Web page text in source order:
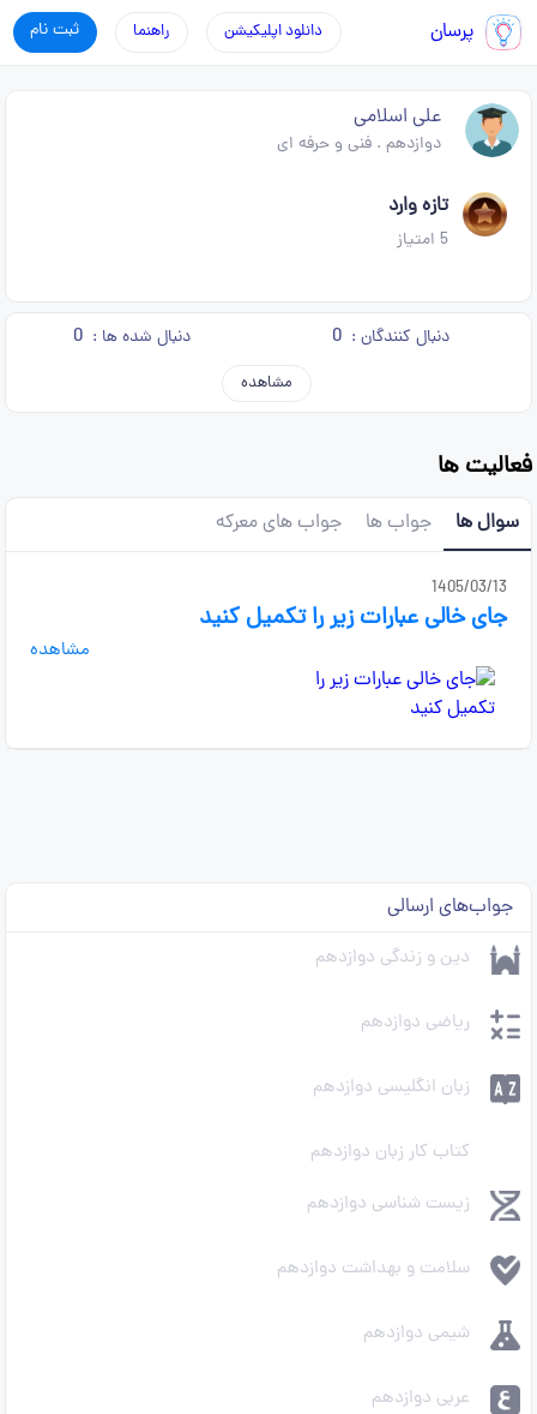
پرسان ثبت نام راهنما دانلود اپلیکیشن
علی اسلامی
دوازدهم .فنی و حرفه ای
تازه وارد
5 امتیاز
دنبال کنندگان : 0 دنبال شده ها : 0
مشاهده
فعالیت ها
سوال ها جواب ها جواب های معرکه
1405/03/13
جای خالی عبارات زیر را تکمیل کنید
مشاهده
جواب‌های ارسالی
دین و زندگی دوازدهم
ریاضی دوازدهم
زبان انگلیسی دوازدهم
کتاب کار زبان دوازدهم
زیست شناسی دوازدهم
سلامت و بهداشت دوازدهم
شیمی دوازدهم
عربی دوازدهم